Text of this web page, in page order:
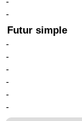
-
Futur simple
-
-
-
-
-
-